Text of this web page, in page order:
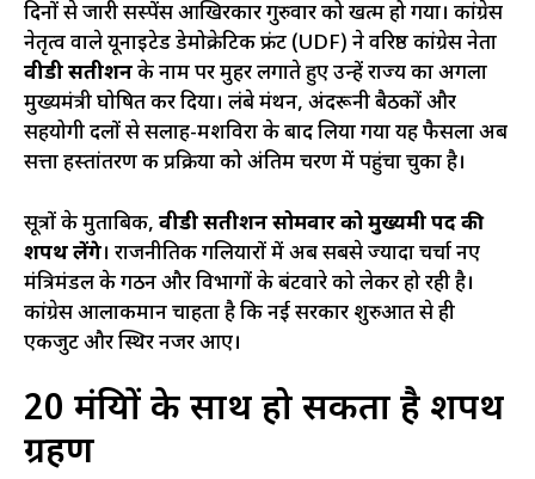
दिनों से जारी सस्पेंस आखिरकार गुरुवार को खत्म हो गया। कांग्रेस
नेतृत्व वाले यूनाइटेड डेमोक्रेटिक फ्रंट (UDF) ने वरिष्ठ कांग्रेस नेता
वीडी सतीशनके नाम पर मुहर लगाते हुए उन्हें राज्य का अगला
मुख्यमंत्री घोषित कर दिया। लंबे मंथन, अंदरूनी बैठकों और
सहयोगी दलों से सलाह-मशविरा के बाद लिया गया यह फैसला अब
सत्ता हस्तांतरण की प्रक्रिया को अंतिम चरण में पहुंचा चुका है।
सूत्रों के मुताबिक, वीडी सतीशन सोमवार को मुख्यमंत्री पद की
शपथ लेंगे। राजनीतिक गलियारों में अब सबसे ज्यादा चर्चा नए
मंत्रिमंडल के गठन और विभागों के बंटवारे को लेकर हो रही है।
कांग्रेस आलाकमान चाहता है कि नई सरकार शुरुआत से ही
एकजुट और स्थिर नजर आए।
20 मंत्रियों के साथ हो सकता है शपथ
ग्रहण